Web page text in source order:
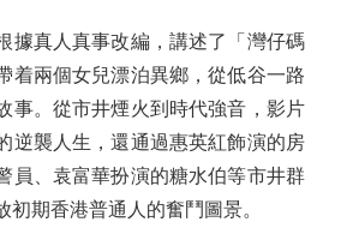
真人真事改編，講述了「灣仔碼
着兩個女兒漂泊異鄉，從低谷一路
事。從市井煙火到時代強音，影片
逆襲人生，還通過惠英紅飾演的房
員、袁富華扮演的糖水伯等市井群
初期香港普通人的奮鬥圖景。